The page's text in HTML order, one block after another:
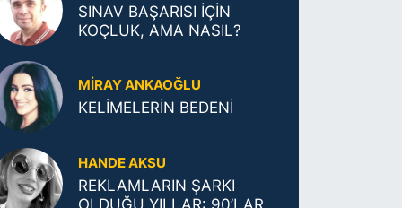
SINAV BAŞARISI İÇİN
KOÇLUK, AMA NASIL?
MIRAY ANKAOĞLU
KELİMELERİN BEDENİ
HANDE AKSU
REKLAMLARIN ŞARKI
OLDUĞU YILLAR: 90’LAR